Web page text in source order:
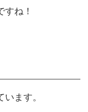
ね！
ます。